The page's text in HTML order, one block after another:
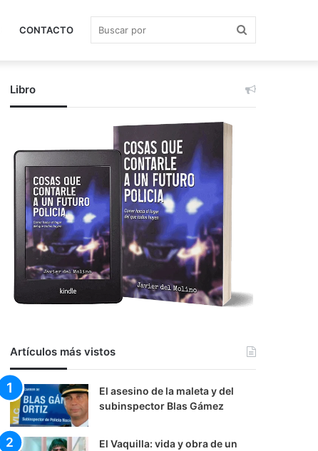
CONTACTO
por
Libro
Artículos más vistos
El asesino de la maleta y del
subinspector Blas Gámez
El Vaquilla: vida y obra de un